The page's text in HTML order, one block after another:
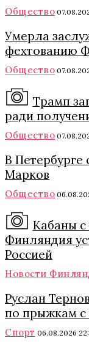
Общество
Умерла
фехтованию
Общество
Трамп
ради
Общество
В
Марков
Общество
Кабаны
Финляндия
Россией
Новости
Руслан
по прыжкам
Спорт 06.08.2026